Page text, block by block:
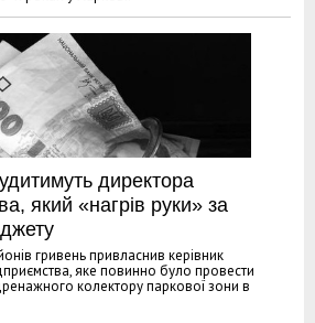
директора
який «нагрів руки» за
гривень привласнив керівник
яке повинно було провести
колектору паркової зони в